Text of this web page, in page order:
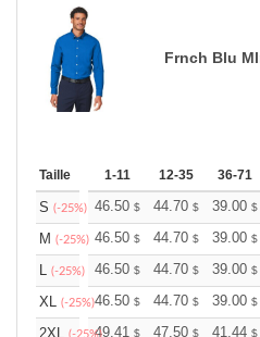
Frnch Blu
Taille 1-11 12-35 36-71
S (-25%) 46.50 $ 44.70 $ 39.00 $
M (-25%) 46.50 $ 44.70 $ 39.00 $
L (-25%) 46.50 $ 44.70 $ 39.00 $
XL (-25%)46.50 $ 44.70 $ 39.00 $
2XL (-25%)49.41 $ 47.50 $ 41.44 $